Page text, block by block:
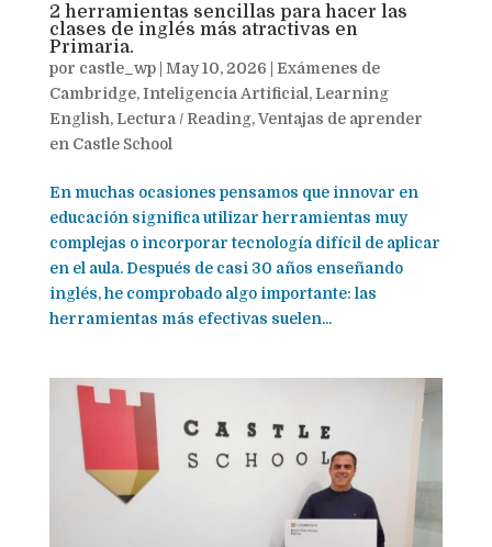
2 herramientas sencillas para hacer las
clases de inglés más atractivas en
Primaria.
por castle_wp| May 10, 2026
Exámenes de
Cambridge,Inteligencia Artificial ,Learning
English,Lectura / Reading,Ventajas de aprender
en Castle School
En muchas ocasiones pensamos que innovar en
educación significa utilizar herramientas muy
complejas o incorporar tecnología difícil de aplicar
en el aula. Después de casi 30 años enseñando
inglés, he comprobado algo importante: las
herramientas más efectivas suelen...